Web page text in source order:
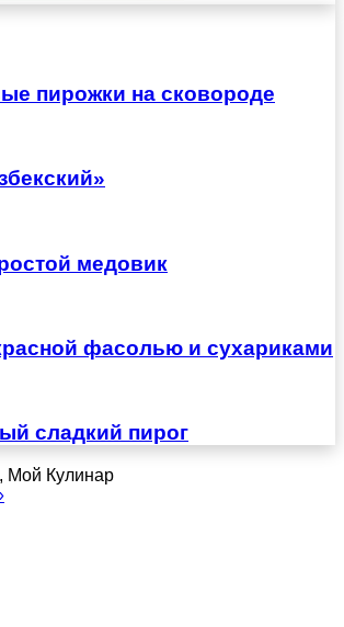
пирожки на сковороде
медовик
фасолью и сухариками
сладкий пирог
Мой Кулинар